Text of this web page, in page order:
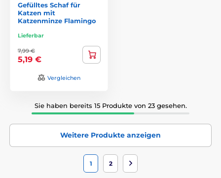
Gefülltes Schaf für
Katzen mit
Katzenminze Flamingo
Lieferbar
7,99 €
5,19 €
Vergleichen
Sie haben bereits 15 Produkte von 23 gesehen.
Weitere Produkte anzeigen
1 2